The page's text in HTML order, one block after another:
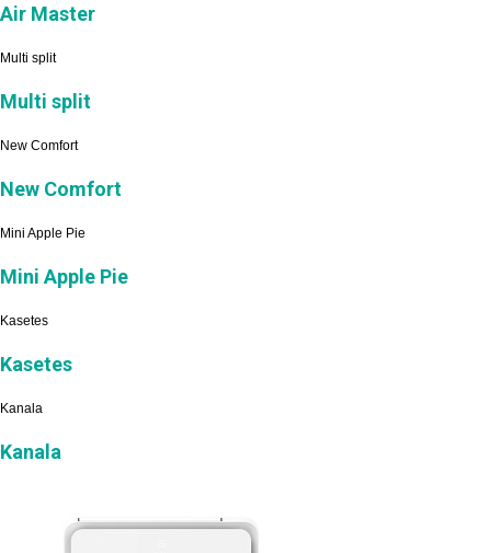
Air Master
Multi split
Multi split
New Comfort
New Comfort
Mini Apple Pie
Mini Apple Pie
Kasetes
Kasetes
Kanala
Kanala